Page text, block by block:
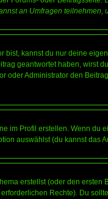
an Umfragen teilnehmen,
bist, kannst du nur deine
geantwortet haben, wirst
oder Administrator den
im Profil erstellen. Wenn du
auswählst (du kannst
erstellst (oder den
Rechte). Du